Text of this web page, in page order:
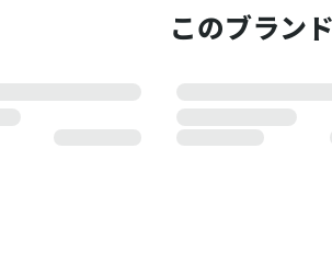
このブラン